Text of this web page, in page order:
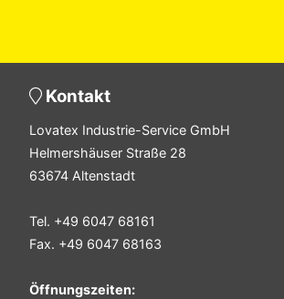
Kontakt
Lovatex Industrie-Service GmbH
Helmershäuser Straße 28
63674 Altenstadt
Tel. +49 6047 68161
Fax. +49 6047 68163
Öffnungszeiten: